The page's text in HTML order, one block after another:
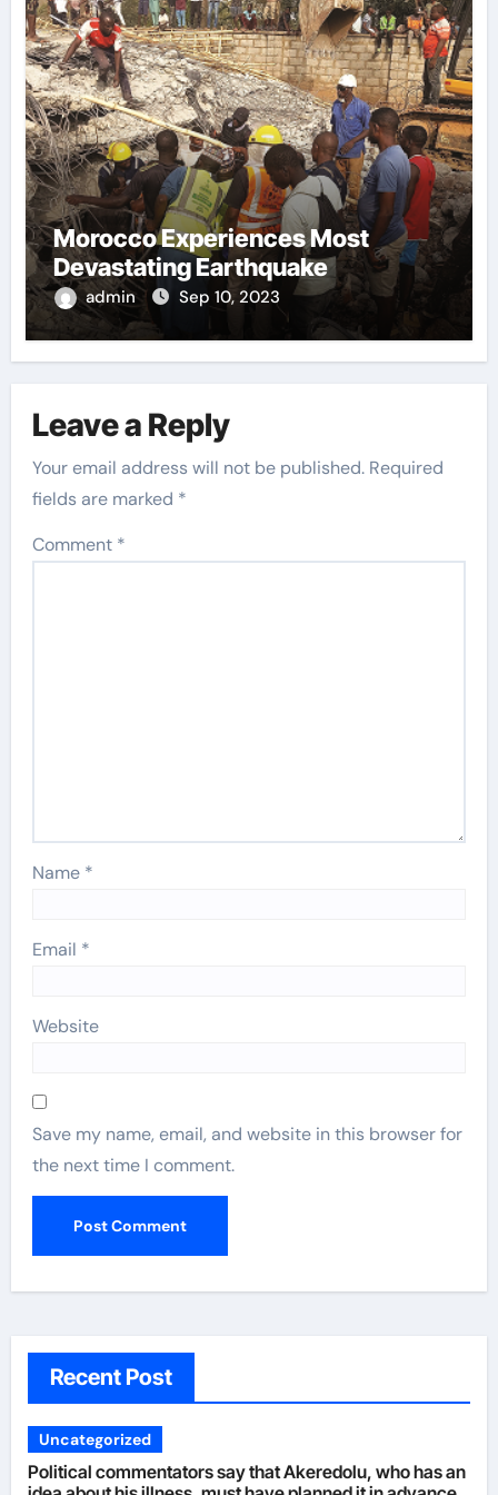
Morocco Experiences Most
Devastating Earthquake
admin Sep 10, 2023
Leave a Reply
Your email address will not be published. Required
fields are marked *
Comment *
Name *
Email *
Website
Save my name, email, and website in this browser for
the next time I comment.
Recent Post
Uncategorized
Political commentators say that Akeredolu, who has an